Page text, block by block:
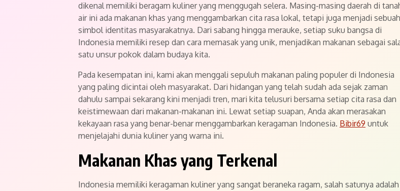
dikenal memiliki beragam kuliner yang menggugah selera. Masing-masing daerah di
air ini ada makanan khas yang menggambarkan cita rasa lokal, tetapi juga menjadi sebuah
simbol identitas masyarakatnya. Dari sabang hingga merauke, setiap suku bangsa di
Indonesia memiliki resep dan cara memasak yang unik, menjadikan makanan sebagai
satu unsur pokok dalam budaya kita.
Pada kesempatan ini, kami akan menggali sepuluh makanan paling populer di Indonesia
yang paling dicintai oleh masyarakat. Dari hidangan yang telah sudah ada sejak zaman
dahulu sampai sekarang kini menjadi tren, mari kita telusuri bersama setiap cita rasa dan
keistimewaan dari makanan-makanan ini. Lewat setiap suapan, Anda akan merasakan
kekayaan rasa yang benar-benar menggambarkan keragaman Indonesia. Bibir69 untuk
menjelajahi dunia kuliner yang warna ini.
Makanan Khas yang Terkenal
Indonesia memiliki keragaman kuliner yang sangat beraneka ragam, salah satunya adalah